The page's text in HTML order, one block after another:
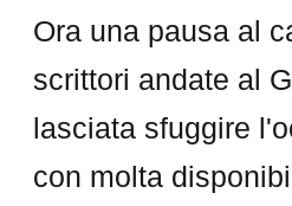
Ora una pausa al
scrittori andate al
lasciata sfuggire
con molta